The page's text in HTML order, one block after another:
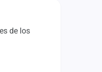
de los